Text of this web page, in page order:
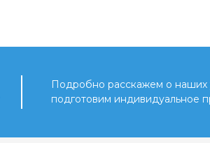
Подробно расскажем о наших
подготовим индивидуальное